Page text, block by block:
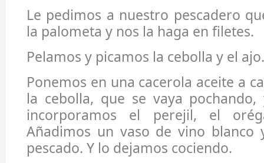
Le pedimos a nuestro pescadero
la palometa y nos la haga en filetes.
Pelamos y picamos la cebolla y el ajo.
Ponemos en una cacerola aceite a
la cebolla, que se vaya
incorporamos el perejil, el
Añadimos un vaso de vino blanco
pescado. Y lo dejamos cociendo.